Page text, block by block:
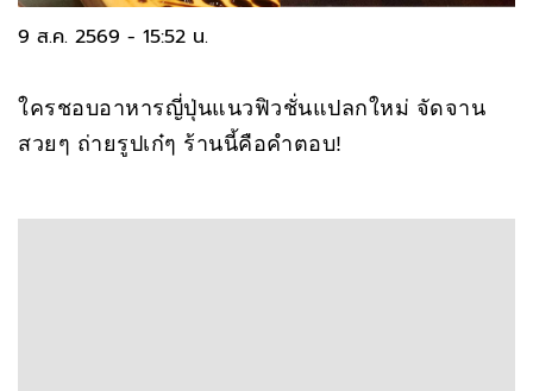
9 ส.ค. 2569 - 15:52 น.
ใครชอบอาหารญี่ปุ่นแนวฟิวชั่นแปลกใหม่ จัดจาน
สวยๆ ถ่ายรูปเก๋ๆ ร้านนี้คือคำตอบ!